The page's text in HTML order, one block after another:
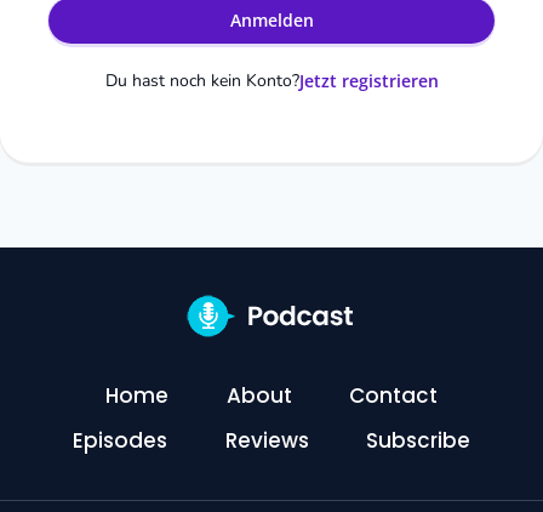
Anmelden
Du hast noch kein Konto?Jetzt registrieren
Home About
Contact
Episodes
Reviews Subscribe